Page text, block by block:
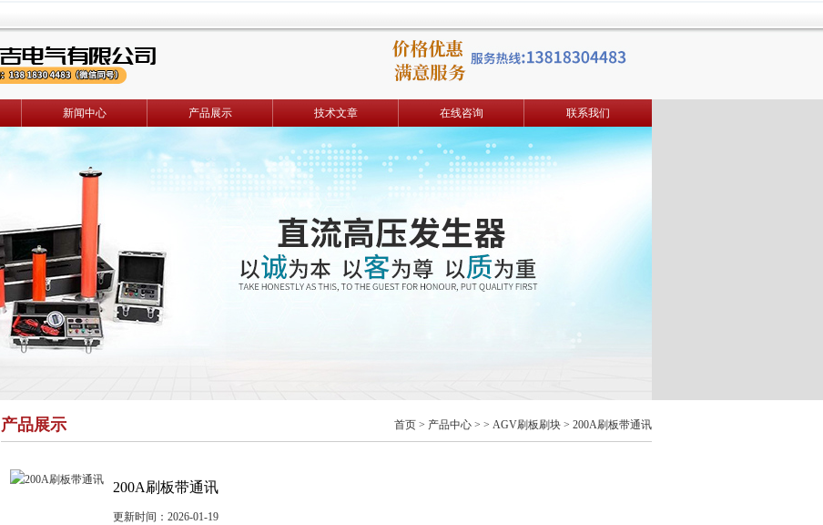
新闻中心 产品展示 技术文章 在线咨询 联系我们
产品展示 首页 > 产品中心 > > AGV刷板刷块 > 200A刷板带通讯
200A刷板带通讯
更新时间： 2026-01-19